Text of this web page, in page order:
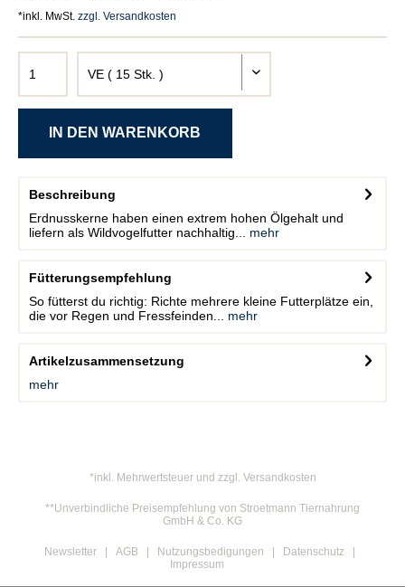
*inkl. MwSt. zzgl. Versandkosten
Beschreibung
Erdnusskerne haben einen extrem hohen Ölgehalt und
liefern als Wildvogelfutter nachhaltig...
mehr
Fütterungsempfehlung
So fütterst du richtig: Richte mehrere kleine Futterplätze ein,
die vor Regen und Fressfeinden...
mehr
Artikelzusammensetzung
mehr
*inkl. Mehrwertsteuer und zzgl. Versandkosten
**Unverbindliche Preisempfehlung von Stroetmann Tiernahrung
GmbH & Co. KG
Newsletter AGB Nutzungsbedigungen
Datenschutz
Impressum